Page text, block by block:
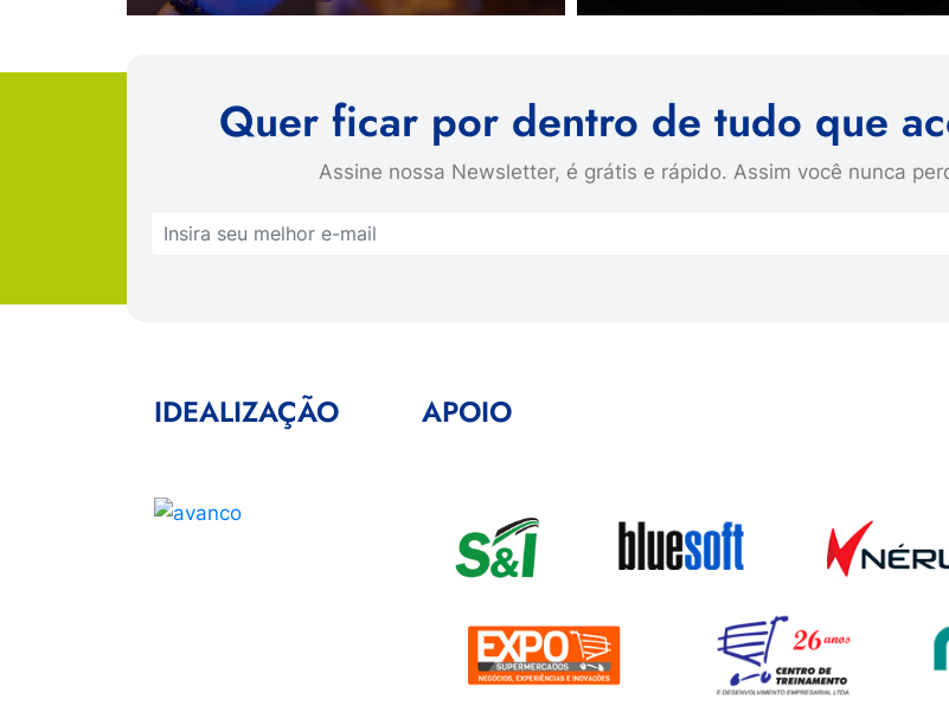
Quer ficar por dentro de tudo que
Assine nossa Newsletter, é grátis e rápido. Assim você nunca
IDEALIZAÇÃO APOIO